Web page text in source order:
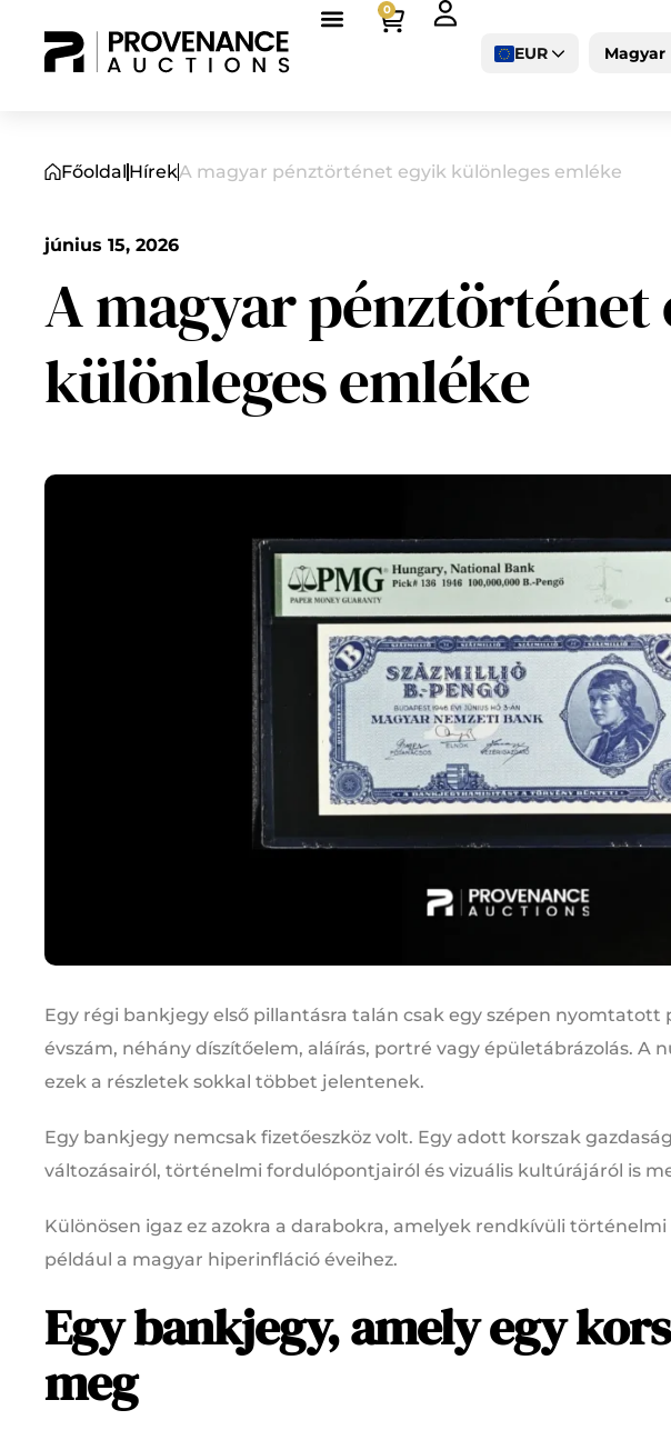
0
EUR
Magyar
Főoldal HírekA magyar pénztörténet egyik különleges emléke
június 15, 2026
A magyar pénztörténet
különleges emléke
Egy régi bankjegy első pillantásra talán csak egy szépen
évszám, néhány díszítőelem, aláírás, portré vagy épületábrázolás. A
ezek a részletek sokkal többet jelentenek.
Egy bankjegy nemcsak fizetőeszköz volt. Egy adott korszak
változásairól, történelmi fordulópontjairól és vizuális kultúrájáról is
Különösen igaz ez azokra a darabokra, amelyek rendkívüli
például a magyar hiperinfláció éveihez.
Egy bankjegy, amely egy
meg